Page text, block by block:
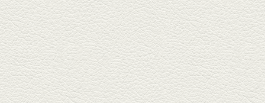
銀杏中通りにこの春オープンし
た「創作ダイニング真」へ。暑
い夏...
2025年6月13日放送
ﾊﾓの季節野菜あんかけ＆
どんぐりﾎﾟｰｸ西京焼き
西銀座通り、若き和の料理人の
名店「旬味こさか」で夏の味を
堪能...